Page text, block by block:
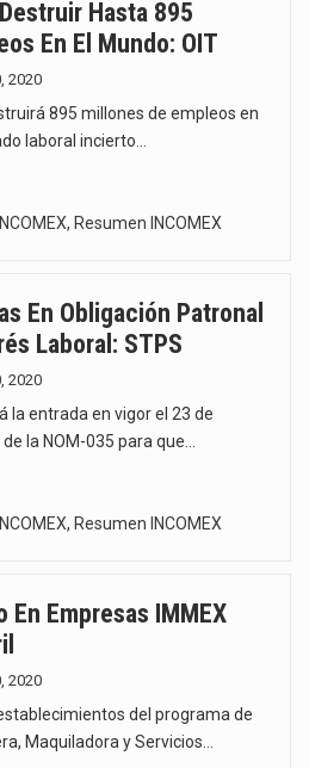
Hasta 895
En El Mundo: OIT
2020
895 millones de empleos en
laboral incierto…
, Resumen INCOMEX
En Obligación Patronal
Laboral: STPS
2020
la entrada en vigor el 23 de
la NOM-035 para que…
, Resumen INCOMEX
En Empresas IMMEX
2020
del programa de
Maquiladora y Servicios…